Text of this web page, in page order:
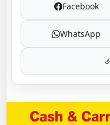
Facebook
WhatsApp